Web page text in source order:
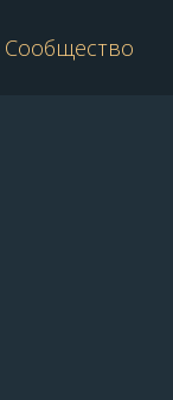
Сообщество